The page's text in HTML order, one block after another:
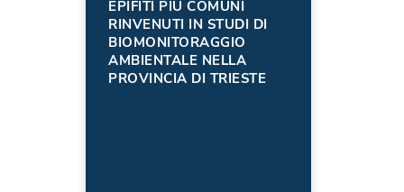
EPIFITI PIÙ COMUNI
RINVENUTI IN STUDI DI
BIOMONITORAGGIO
AMBIENTALE NELLA
PROVINCIA DI TRIESTE